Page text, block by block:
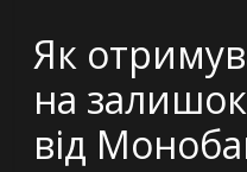
Як
на залишок
від